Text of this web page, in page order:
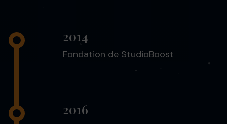
2014
Fondation de StudioBoost
2016